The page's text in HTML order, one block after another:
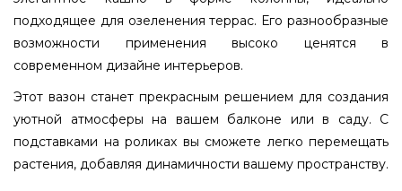
подходящее для озеленения террас. Его разнообразные
возможности применения высоко ценятся в
современном дизайне интерьеров.
Этот вазон станет прекрасным решением для создания
уютной атмосферы на вашем балконе или в саду. С
подставками на роликах вы сможете легко перемещать
растения, добавляя динамичности вашему пространству.